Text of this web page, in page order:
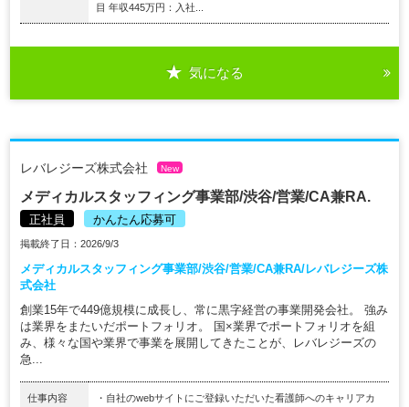
目 年収445万円：入社...
気になる
レバレジーズ株式会社 New
メディカルスタッフィング事業部/渋谷/営業/CA兼RA.
正社員 かんたん応募可
掲載終了日：2026/9/3
メディカルスタッフィング事業部/渋谷/営業/CA兼RA/レバレジーズ株
式会社
創業15年で449億規模に成長し、常に黒字経営の事業開発会社。 強み
は業界をまたいだポートフォリオ。 国×業界でポートフォリオを組
み、様々な国や業界で事業を展開してきたことが、レバレジーズの
急...
仕事内容
・自社のwebサイトにご登録いただいた看護師へのキャリアカ